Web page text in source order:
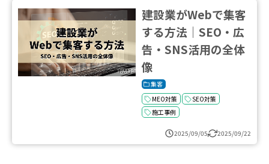
建設業がWebで集客
する方法｜SEO・広
告・SNS活用の全体
像
集客
MEO対策
SEO対策
施工事例
2025/09/05 2025/09/22